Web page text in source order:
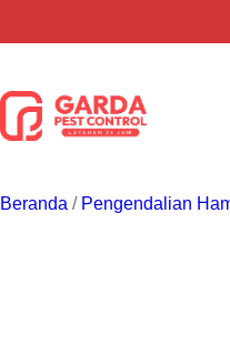
ke
Beranda / Pengendalian